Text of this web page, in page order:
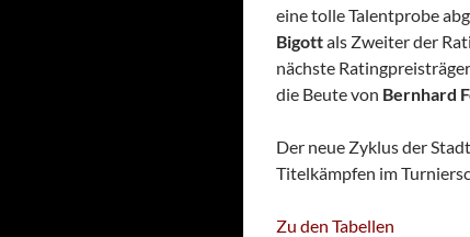
eine tolle Talentprobe
Bigottals Zweiter der
nächste Ratingpreisträger
die Beute von Bernhard
Der neue Zyklus der
Titelkämpfen im
Zu den Tabellen